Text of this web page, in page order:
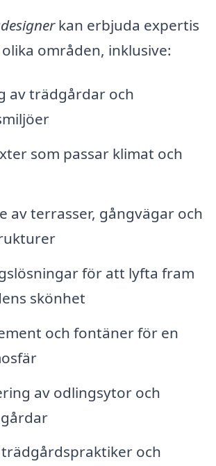
kan erbjuda expertis
områden, inklusive:
av trädgårdar och
som passar klimat och
av terrasser, gångvägar och
för att lyfta fram
skönhet
och fontäner för en
av odlingsytor och
och